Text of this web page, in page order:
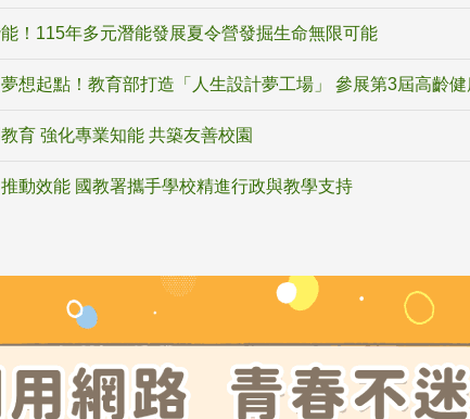
！115年多元潛能發展夏令營發掘生命無限可能
想起點！教育部打造「人生設計夢工場」 參展第3屆高齡
育 強化專業知能 共築友善校園
動效能 國教署攜手學校精進行政與教學支持